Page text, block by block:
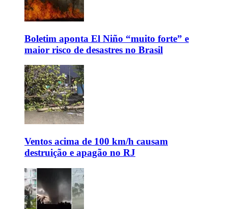
Boletim aponta El Niño “muito forte” e
maior risco de desastres no Brasil
Ventos acima de 100 km/h causam
destruição e apagão no RJ